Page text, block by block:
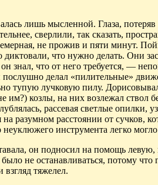
лишь мысленной. Глаза, потеряв
сверлили, так сказать,
не прожив и пяти минут.
диктовали, что нужно делать. Они
знал, что от него требуется, —
послушно делал «пилительные»
тупую лучковую пилу.
им?) козлы, на них возлежал ствол
рассевая светлые опилки,
разумном расстоянии от сучков,
неуклюжего инструмента легко
он подносил на помощь
не останавливаться, потому что
тяжелел.